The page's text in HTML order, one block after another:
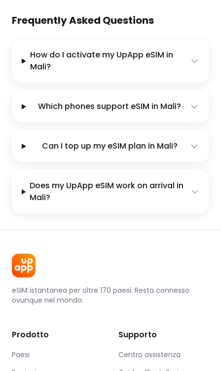
Frequently Asked Questions
How do I activate my UpApp eSIM in
Mali?
Which phones support eSIM in Mali?
Can I top up my eSIM plan in Mali?
Does my UpApp eSIM work on arrival in
Mali?
eSIM istantanea per oltre 170 paesi. Resta connesso
ovunque nel mondo.
Prodotto
Paesi
Supporto
Centro assistenza